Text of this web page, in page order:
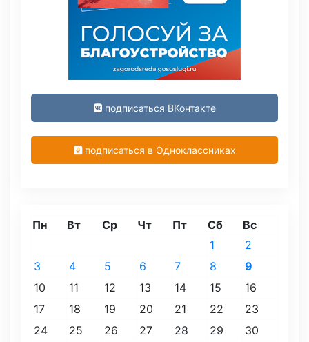
подписаться ВКонтакте
подписаться в Одноклассниках
Пн Вт Ср Чт Пт Сб
Вс
1
2
3
4 5 6 7 8
9
10
11 12 13 14 15
16
17
18 19 20 21 22
23
24
25 26 27 28 29 30